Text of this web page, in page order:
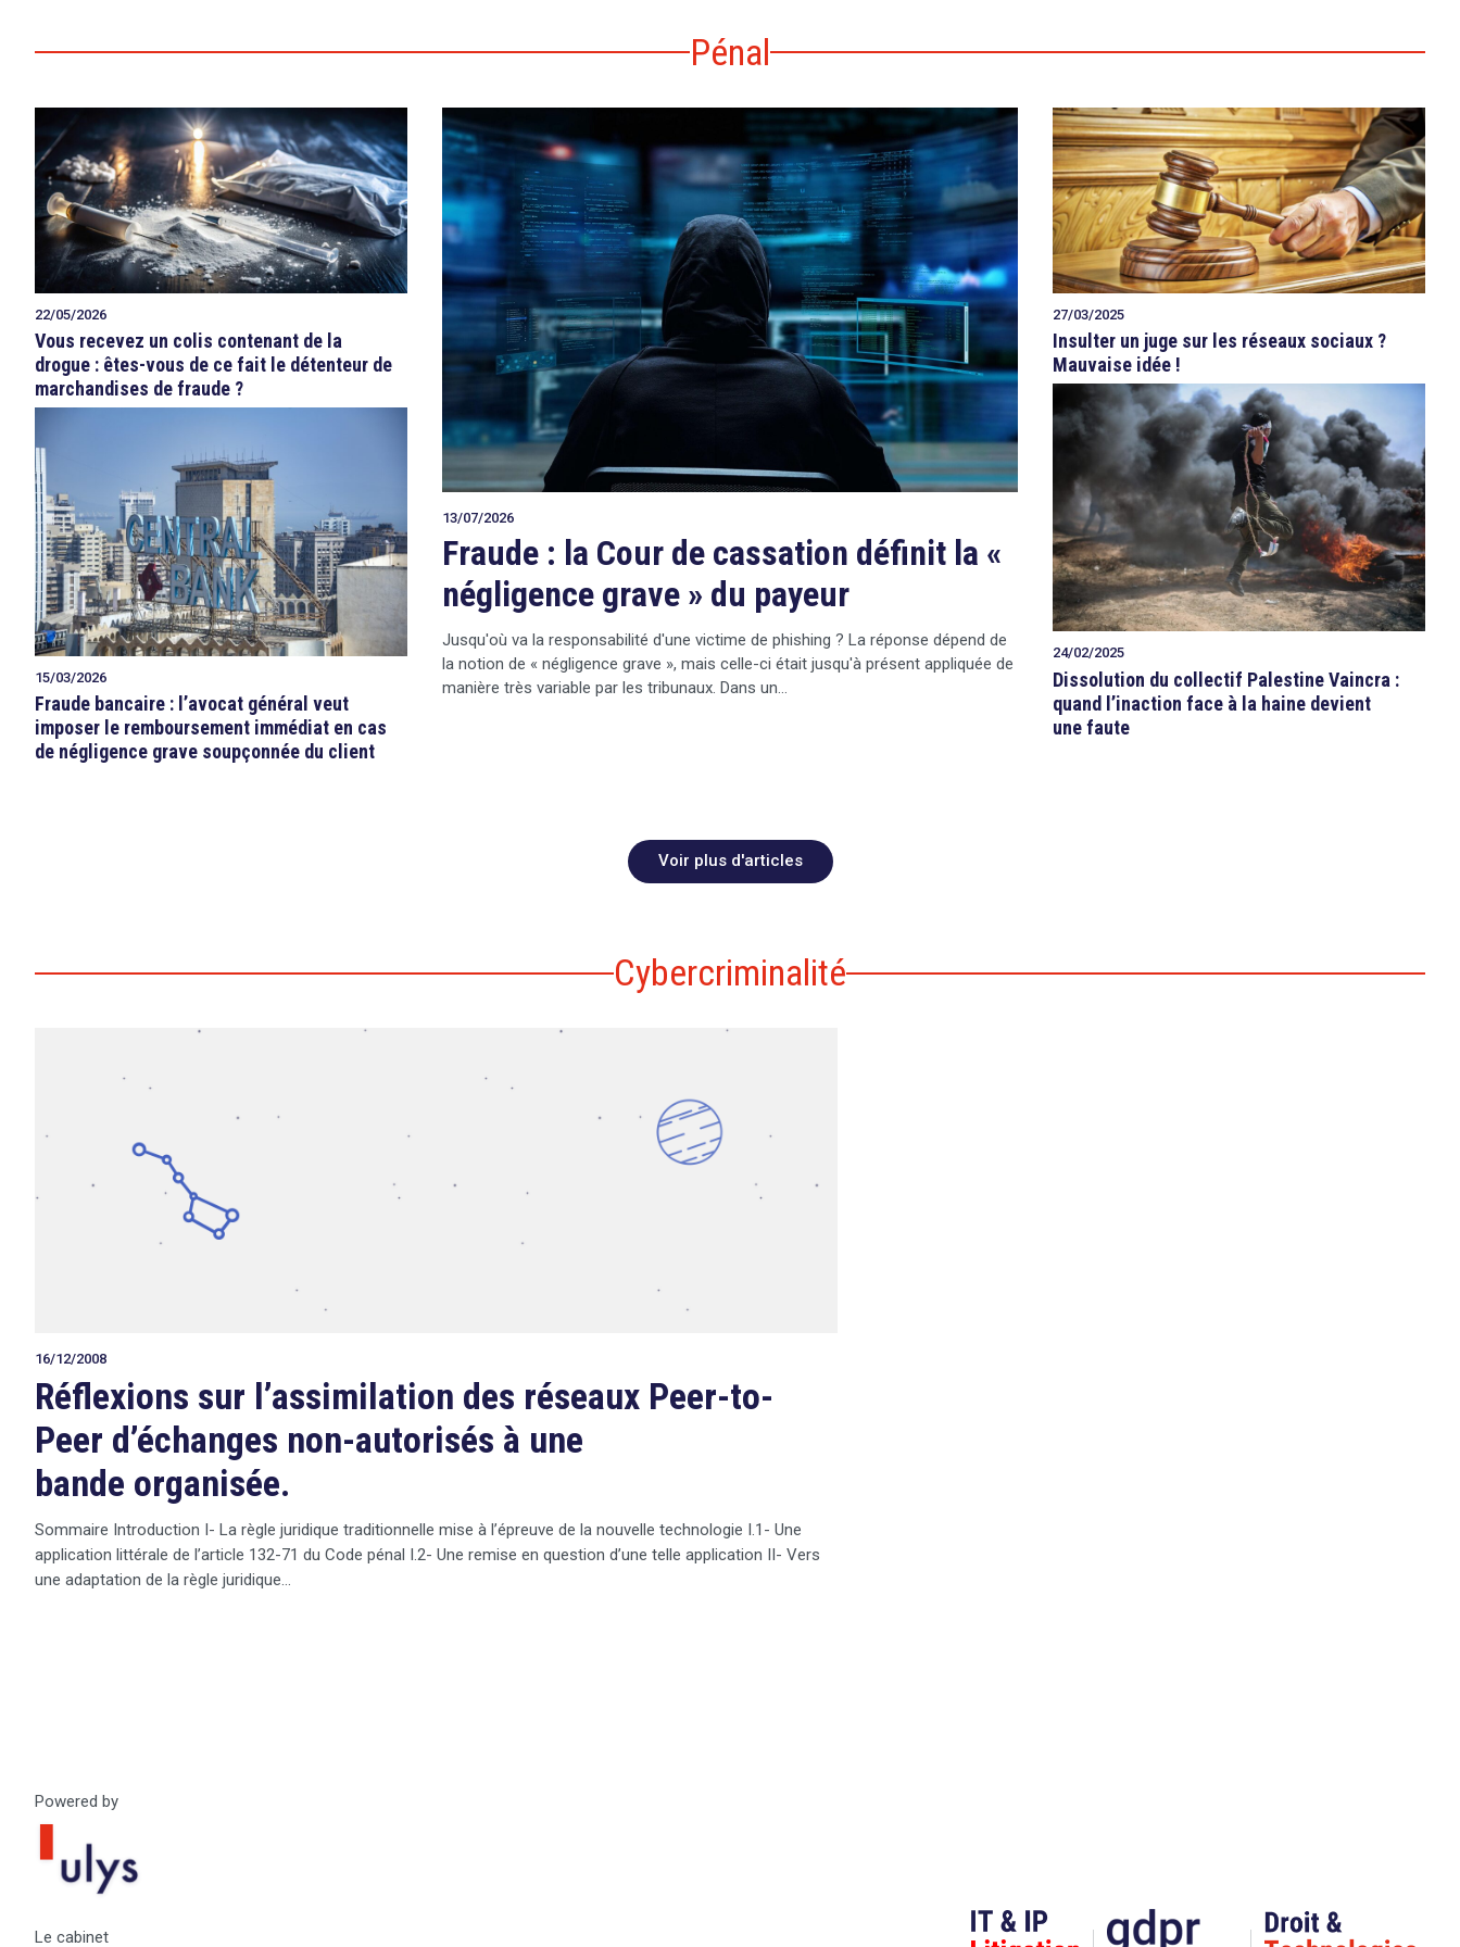
Pénal
22/05/2026
Vous recevez un colis contenant de la
drogue : êtes-vous de ce fait le détenteur de
marchandises de fraude ?
15/03/2026
Fraude bancaire : l’avocat général veut
imposer le remboursement immédiat en cas
de négligence grave soupçonnée du client
13/07/2026
Fraude : la Cour de cassation définit la «
négligence grave » du payeur
Jusqu'où va la responsabilité d'une victime de phishing ? La réponse dépend de
la notion de « négligence grave », mais celle-ci était jusqu'à présent appliquée de
manière très variable par les tribunaux. Dans un…
27/03/2025
Insulter un juge sur les réseaux sociaux ?
Mauvaise idée !
24/02/2025
Dissolution du collectif Palestine Vaincra :
quand l’inaction face à la haine devient
une faute
Voir plus d'articles
Cybercriminalité
16/12/2008
Réflexions sur l’assimilation des réseaux Peer-to-
Peer d’échanges non-autorisés à une
bande organisée.
Sommaire Introduction I- La règle juridique traditionnelle mise à l’épreuve de la nouvelle technologie I.1- Une
application littérale de l’article 132-71 du Code pénal I.2- Une remise en question d’une telle application II- Vers
une adaptation de la règle juridique…
search
Powered by
Le cabinet